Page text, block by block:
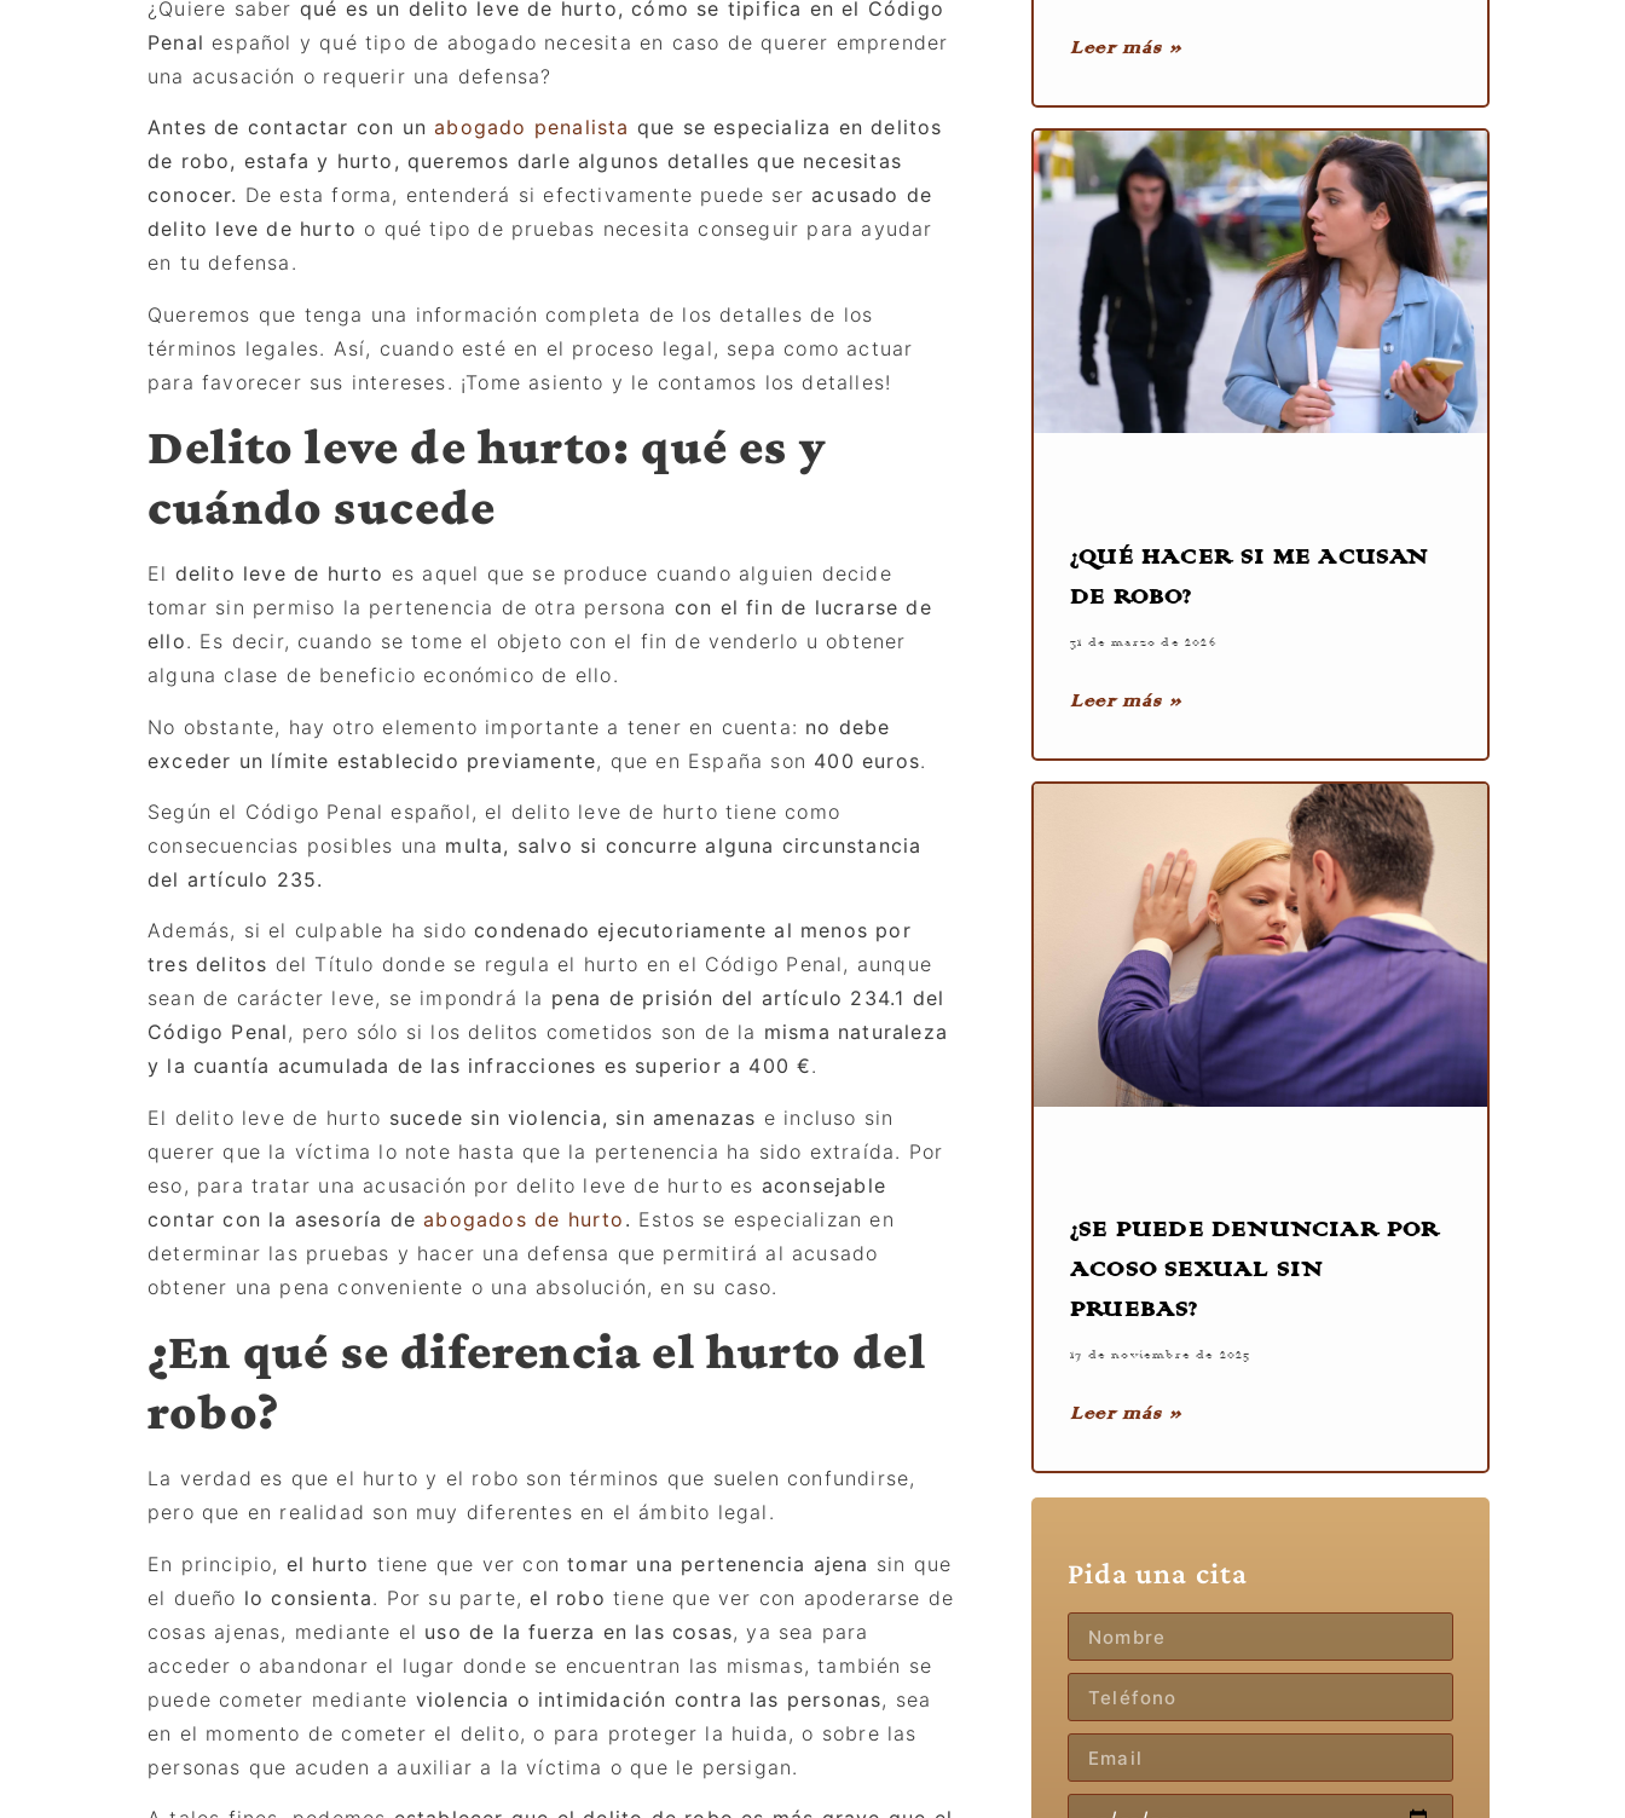
¿Quiere saber qué es un delito leve de hurto, cómo se tipifica en el Código
Penal español y qué tipo de abogado necesita en caso de querer emprender
una acusación o requerir una defensa?
Antes de contactar con unabogado penalista que se especializa en delitos
de robo, estafa y hurto, queremos darle algunos detalles que necesitas
conocer. De esta forma, entenderá si efectivamente puede seracusado de
delito leve de hurto o qué tipo de pruebas necesita conseguir para ayudar
en tu defensa.
Queremos que tenga una información completa de los detalles de los
términos legales. Así, cuando esté en el proceso legal, sepa como actuar
para favorecer sus intereses. ¡Tome asiento y le contamos los detalles!
Delito leve de hurto: qué es y
cuándo sucede
El delito leve de hurto es aquel que se produce cuando alguien decide
tomar sin permiso la pertenencia de otra persona con el fin de lucrarse de
ello. Es decir, cuando se tome el objeto con el fin de venderlo u obtener
alguna clase de beneficio económico de ello.
No obstante, hay otro elemento importante a tener en cuenta: no debe
exceder un límite establecido previamente, que en España son 400 euros.
Seg ún el Código Penal español, el delito leve de hurto tiene como
consecuencias posibles una multa, salvo si concurre alguna circunstancia
del artículo 235.
Además, si el culpable ha sidocondenado ejecutoriamente al menos por
tres delitos del Título donde se regula el hurto en el Código Penal, aunque
sean de carácter leve, se impondrá la pena de prisión del artículo 234.1 del
Código Penal, pero sólo si los delitos cometidos son de la misma naturaleza
y la cuantía acumulada de las infracciones es superior a 400 €.
El delito leve de hurto sucede sin violencia, sin amenazas e incluso sin
querer que la víctima lo note hasta que la pertenencia ha sido extraída. Por
eso, para tratar una acusación por delito leve de hurto es aconsejable
contar con la asesoría deabogados de hurto . Estos se especializan en
determinar las pruebas y hacer una defensa que permitirá al acusado
obtener una pena conveniente o una absolución, en su caso.
¿En qué se diferencia el hurto del
robo?
La verdad es que el hurto y el robo son términos que suelen confundirse,
pero que en realidad son muy diferentes en el ámbito legal.
En principio, el hurto tiene que ver contomar una pertenencia ajena sin que
el dueño lo consienta. Por su parte,el robo tiene que ver con apoderarse de
cosas ajenas, mediante el uso de la fuerza en las cosas, ya sea para
acceder o abandonar el lugar donde se encuentran las mismas, también se
puede cometer mediante violencia o intimidación contra las personas, sea
en el momento de cometer el delito, o para proteger la huida, o sobre las
personas que acuden a auxiliar a la víctima o que le persigan.
Leer más »
¿QUÉ HACER SI ME ACUSAN
DE ROBO?
31 de marzo de 2026
Leer más »
¿SE PUEDE DENUNCIAR POR
ACOSO SEXUAL SIN
PRUEBAS?
17 de noviembre de 2025
Leer más »
Pida una cita